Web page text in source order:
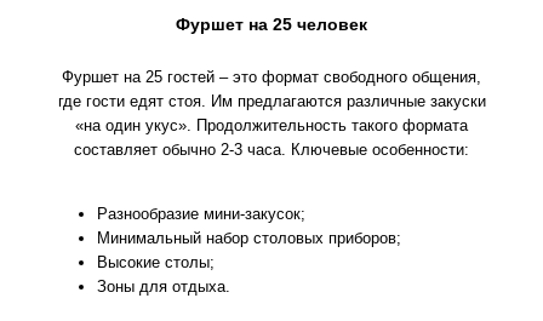
Фуршет на 25 человек
Фуршет на 25 гостей – это формат свободного общения,
где гости едят стоя. Им предлагаются различные закуски
«на один укус». Продолжительность такого формата
составляет обычно 2-3 часа. Ключевые особенности:
Разнообразие мини-закусок;
Минимальный набор столовых приборов;
Высокие столы;
Зоны для отдыха.